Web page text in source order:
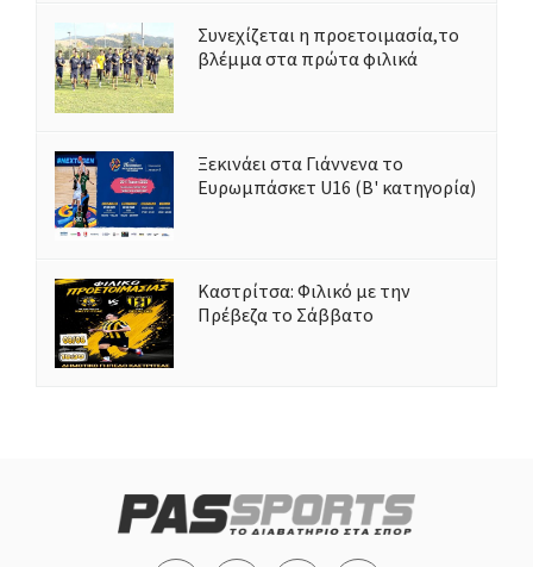
Συνεχίζεται η προετοιμασία,το
βλέμμα στα πρώτα φιλικά
Ξεκινάει στα Γιάννενα το
Ευρωμπάσκετ U16 (Β' κατηγορία)
Καστρίτσα: Φιλικό με την
Πρέβεζα το Σάββατο